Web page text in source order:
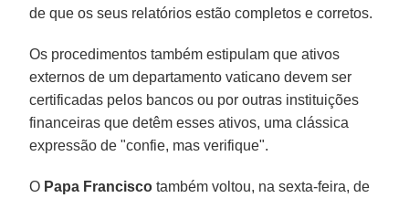
de que os seus relatórios estão completos e corretos.
Os procedimentos também estipulam que ativos
externos de um departamento vaticano devem ser
certificadas pelos bancos ou por outras instituições
financeiras que detêm esses ativos, uma clássica
expressão de "confie, mas verifique".
O Papa Francisco também voltou, na sexta-feira, de